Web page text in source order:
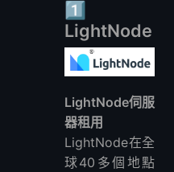
1️⃣
LightNode
LightNode伺服
器租用
LightNode在全
球40多個地點